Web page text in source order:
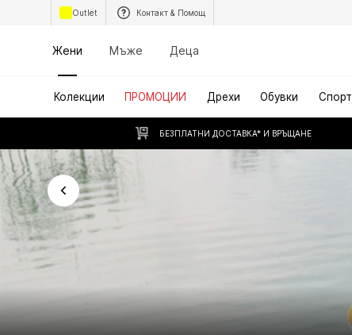
Outlet Контакт & Помощ
Жени Мъже Деца
Колекции ПРОМОЦИИ Дрехи Обувки Спорт
БЕЗПЛАТНИ ДОСТАВКА* И ВРЪЩАНЕ